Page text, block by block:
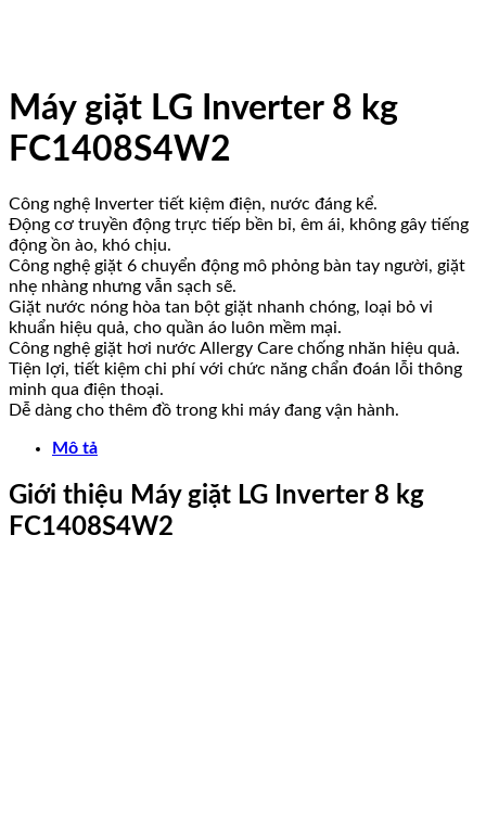
Máy giặt LG Inverter 8 kg
FC1408S4W2
Công nghệ Inverter tiết kiệm điện, nước đáng kể.
Động cơ truyền động trực tiếp bền bỉ, êm ái, không gây tiếng
động ồn ào, khó chịu.
Công nghệ giặt 6 chuyển động mô phỏng bàn tay người, giặt
nhẹ nhàng nhưng vẫn sạch sẽ.
Giặt nước nóng hòa tan bột giặt nhanh chóng, loại bỏ vi
khuẩn hiệu quả, cho quần áo luôn mềm mại.
Công nghệ giặt hơi nước Allergy Care chống nhăn hiệu quả.
Tiện lợi, tiết kiệm chi phí với chức năng chẩn đoán lỗi thông
minh qua điện thoại.
Dễ dàng cho thêm đồ trong khi máy đang vận hành.
Mô tả
Giới thiệu Máy giặt LG Inverter 8 kg
FC1408S4W2